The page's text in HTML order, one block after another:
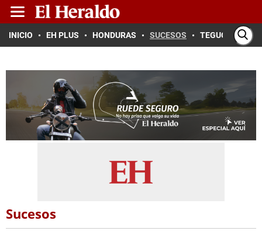
INICIO EH PLUS HONDURAS SUCESOS TEGUCIGALPA
Sucesos